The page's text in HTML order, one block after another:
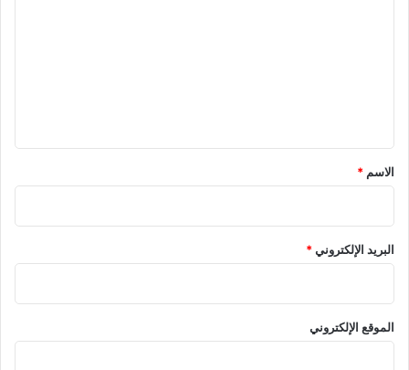
*
الاسم *
البريد الإلكتروني*
الموقع الإلكتروني